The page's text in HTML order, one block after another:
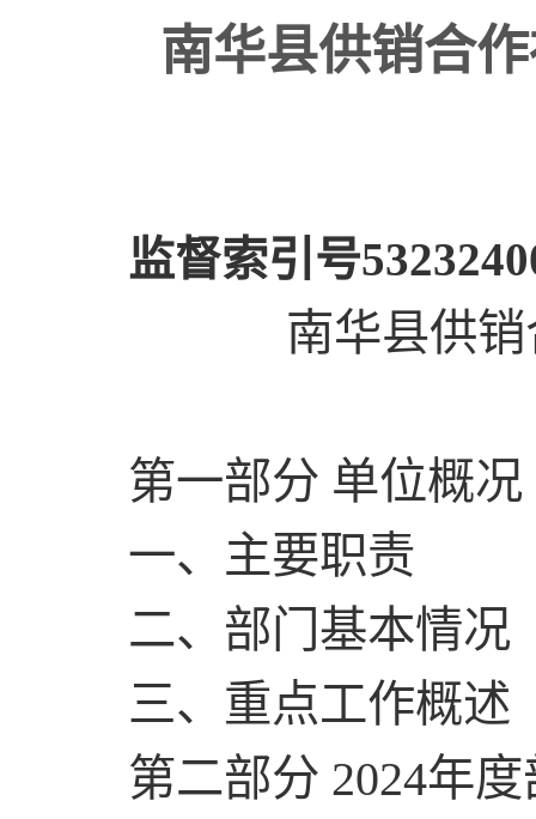
南华县供销合
监督索引号
南华县供
第一部分 单位概况
一、主要职责
二、部门基本情况
三、重点工作概述
第二部分 2024年